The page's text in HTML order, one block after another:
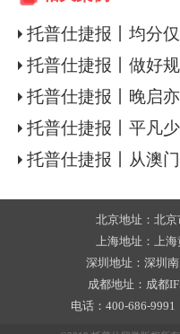
托普仕捷报丨均分
北京地址：北
上海地址：上
深圳地址：深圳
成都地址：成都
电话：400-686-9991